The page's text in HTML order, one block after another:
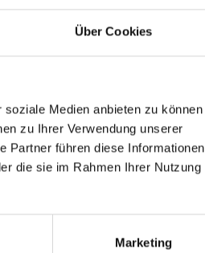
Über Cookies
Medien anbieten zu können
zu Ihrer Verwendung unserer
Partner führen diese Informationen
die sie im Rahmen Ihrer Nutzung
Marketing